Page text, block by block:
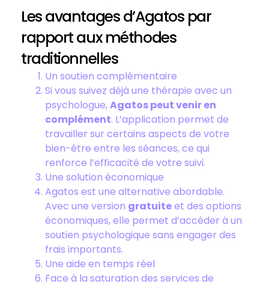
Les avantages d’Agatos par
rapport aux méthodes
traditionnelles
Un soutien complémentaire
Si vous suivez déjà une thérapie avec un
psychologue,Agatos peut venir en
complément. L’application permet de
travailler sur certains aspects de votre
bien-être entre les séances, ce qui
renforce l’efficacité de votre suivi.
Une solution économique
Agatos est une alternative abordable.
Avec une version gratuiteet des options
économiques, elle permet d’accéder à un
soutien psychologique sans engager des
frais importants.
Une aide en temps réel
Face à la saturation des services de